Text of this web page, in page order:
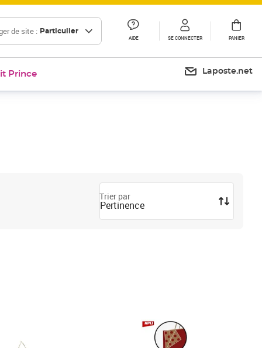
de site : Particulier
AIDE SE CONNECTER PANIER
Prince Laposte.net
Trier par
Pertinence
Prix 41,56€